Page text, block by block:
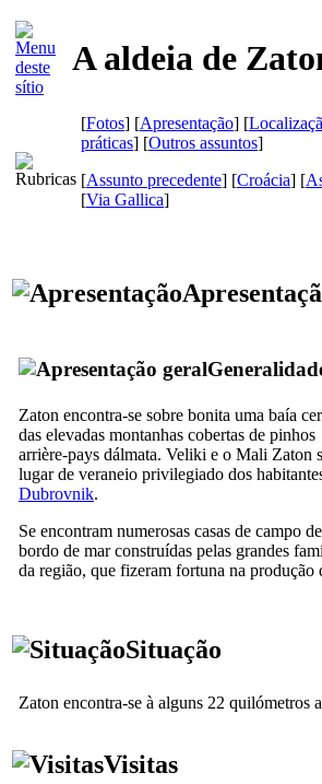
A aldeia de
[Fotos] [Apresentação] [
práticas] [Outros assuntos]
[Assunto precedente] [Croácia] [
[Via Gallica]
Zaton encontra-se sobre bonita uma baía
das elevadas montanhas cobertas de pinhos
arrière-pays dálmata. Veliki e o Mali Zaton
lugar de veraneio privilegiado dos
Dubrovnik.
Se encontram numerosas casas de campo de
bordo de mar construídas pelas grandes
da região, que fizeram fortuna na produção
Situação
Zaton encontra-se à alguns 22 quilómetros
Visitas